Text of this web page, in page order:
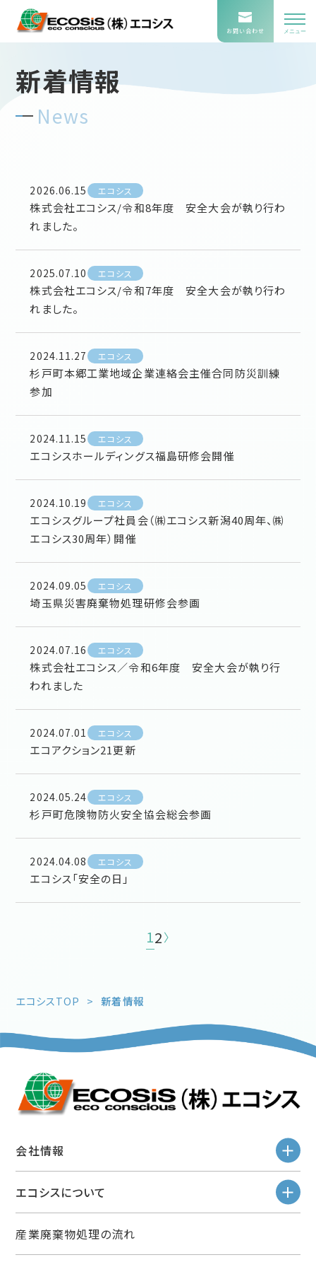
お問い合わせ メニュー
新着情報
News
2026.06.15 エコシス
株式会社エコシス/令和8年度 安全大会が執り行わ
れました。
2025.07.10 エコシス
株式会社エコシス/令和7年度 安全大会が執り行わ
れました。
2024.11.27 エコシス
杉戸町本郷工業地域企業連絡会主催合同防災訓練
参加
2024.11.15 エコシス
エコシスホールディングス福島研修会開催
2024.10.19 エコシス
エコシスグループ社員会（㈱エコシス新潟40周年、㈱
エコシス30周年）開催
2024.09.05 エコシス
埼玉県災害廃棄物処理研修会参画
2024.07.16 エコシス
株式会社エコシス／令和6年度 安全大会が執り行
われました
2024.07.01 エコシス
エコアクション21更新
2024.05.24 エコシス
杉戸町危険物防火安全協会総会参画
2024.04.08 エコシス
エコシス「安全の日」
12〉
エコシスTOP > 新着情報
会社情報 開
エコシスについて 開
産業廃棄物処理の流れ